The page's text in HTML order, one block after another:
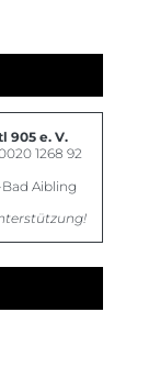
905 e. V.
1268 92
Aibling